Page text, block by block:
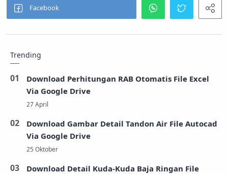
Trending
Download Perhitungan RAB Otomatis File Excel
Via Google Drive
Download Gambar Detail Tandon Air File Autocad
Via Google Drive
Download Detail Kuda-Kuda Baja Ringan File